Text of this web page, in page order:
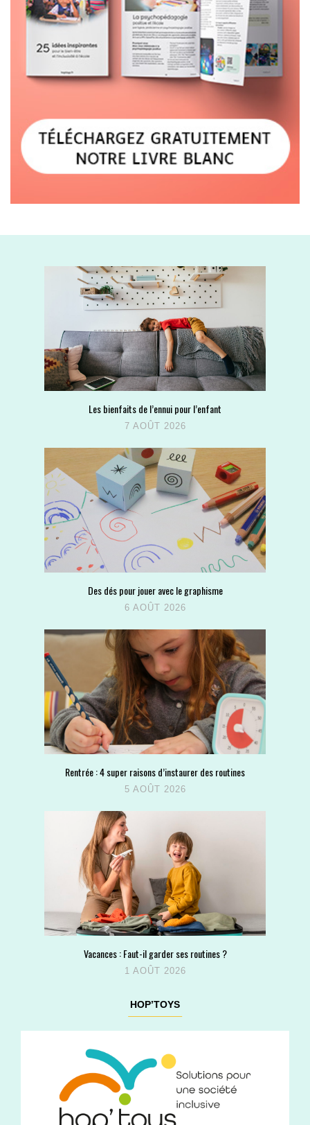
Les bienfaits de l’ennui pour l’enfant
7 AOÛT 2026
Des dés pour jouer avec le graphisme
6 AOÛT 2026
Rentrée : 4 super raisons d’instaurer des routines
5 AOÛT 2026
Vacances : Faut-il garder ses routines ?
1 AOÛT 2026
HOP’TOYS